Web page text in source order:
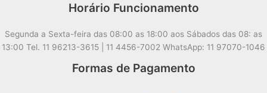
Horário Funcionamento
Segunda a Sexta-feira das 08:00 as 18:00 aos Sábados das 08: as
13:00 Tel. 11 96213-3615 | 11 4456-7002 WhatsApp: 11 97070-1046
Formas de Pagamento